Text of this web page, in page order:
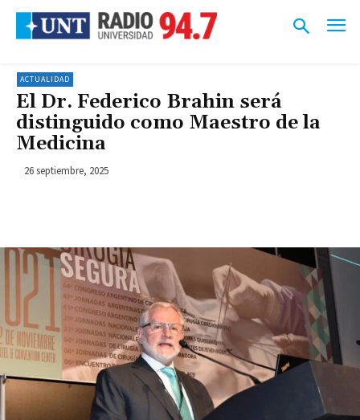
ACTUALIDAD
El Dr. Federico Brahin será
distinguido como Maestro de la
Medicina
26 septiembre, 2025